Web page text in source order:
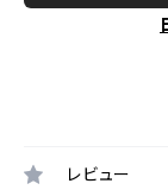
レビュー